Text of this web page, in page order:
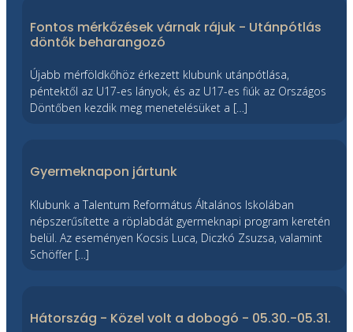
Fontos mérkőzések várnak rájuk - Utánpótlás
döntők beharangozó
Újabb mérföldkőhöz érkezett klubunk utánpótlása,
péntektől az U17-es lányok, és az U17-es fiúk az Országos
Döntőben kezdik meg menetelésüket a […]
Gyermeknapon jártunk
Klubunk a Talentum Református Általános Iskolában
népszerűsítette a röplabdát gyermeknapi program keretén
belül. Az eseményen Kocsis Luca, Diczkó Zsuzsa, valamint
Schöffer […]
Hátország - Közel volt a dobogó - 05.30.-05.31.